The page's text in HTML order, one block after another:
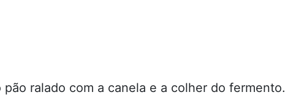
ralado com a canela e a colher do fermento.